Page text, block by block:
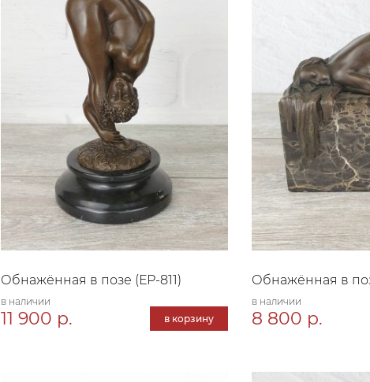
Обнажённая в позе (ЕР-811)
в наличии
11 900 р. в корзину
Обнажённая в
в наличии
8 800 р.